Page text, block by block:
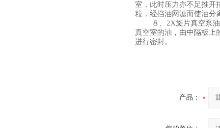
室，此时压力亦不足推开
粒，经挡油网滤而使油分
８、 2X旋片真空泵
真空室的油，由中隔板上
进行密封。
产品：